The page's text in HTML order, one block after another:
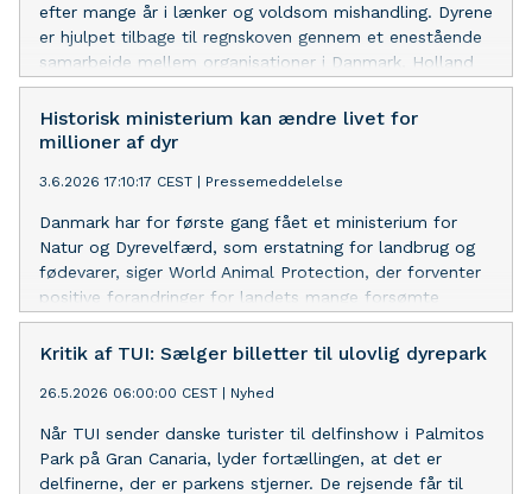
efter mange år i lænker og voldsom mishandling. Dyrene
er hjulpet tilbage til regnskoven gennem et enestående
samarbejde mellem organisationer i Danmark, Holland
og Indonesien. Et globalt samarbejde, hvor mange
hundrede danske dyrevenner har bakket op med direkte
støtte, beretter World Animal Protection Danmark.
Historisk ministerium kan ændre livet for
millioner af dyr
3.6.2026 17:10:17 CEST | Pressemeddelelse
Danmark har for første gang fået et ministerium for
Natur og Dyrevelfærd, som erstatning for landbrug og
fødevarer, siger World Animal Protection, der forventer
positive forandringer for landets mange forsømte
industridyr.
Kritik af TUI: Sælger billetter til ulovlig dyrepark
26.5.2026 06:00:00 CEST | Nyhed
Når TUI sender danske turister til delfinshow i Palmitos
Park på Gran Canaria, lyder fortællingen, at det er
delfinerne, der er parkens stjerner. De rejsende får til